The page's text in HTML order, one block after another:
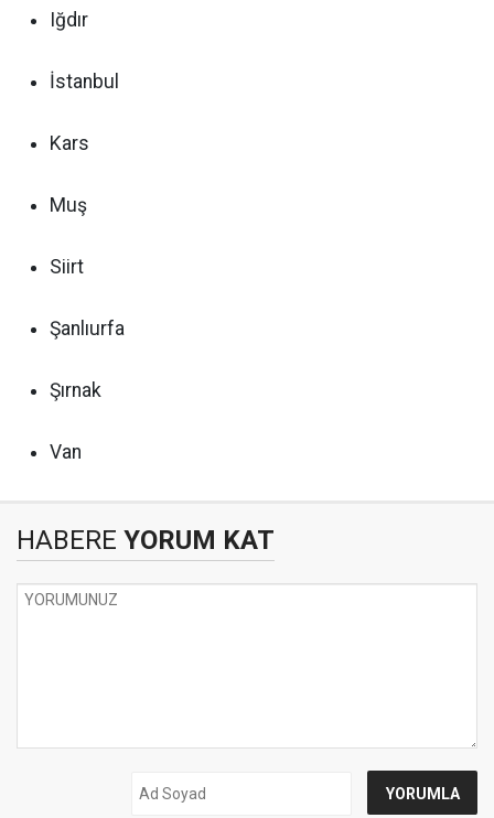
Iğdır
İstanbul
Kars
Muş
Siirt
Şanlıurfa
Şırnak
Van
HABERE YORUM KAT